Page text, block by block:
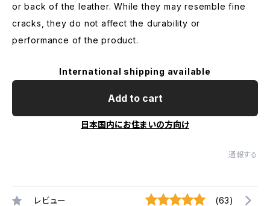
or back of the leather. While they may resemble fine
cracks, they do not affect the durability or
performance of the product.
International shipping available
Add to cart
日本国内にお住まいの方向け
通報する
レビュー (63)